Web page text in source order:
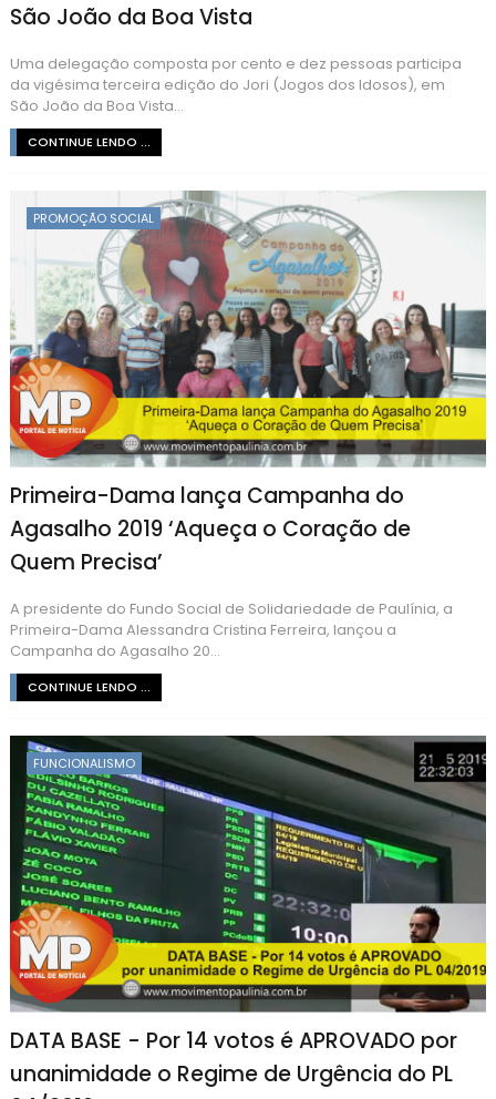
São João da Boa Vista
Uma delegação composta por cento e dez pessoas participa
da vigésima terceira edição do Jori (Jogos dos Idosos), em
São João da Boa Vista...
CONTINUE LENDO ...
PROMOÇÃO SOCIAL
Primeira-Dama lança Campanha do
Agasalho 2019 ‘Aqueça o Coração de
Quem Precisa’
A presidente do Fundo Social de Solidariedade de Paulínia, a
Primeira-Dama Alessandra Cristina Ferreira, lançou a
Campanha do Agasalho 20...
CONTINUE LENDO ...
FUNCIONALISMO
DATA BASE - Por 14 votos é APROVADO por
unanimidade o Regime de Urgência do PL